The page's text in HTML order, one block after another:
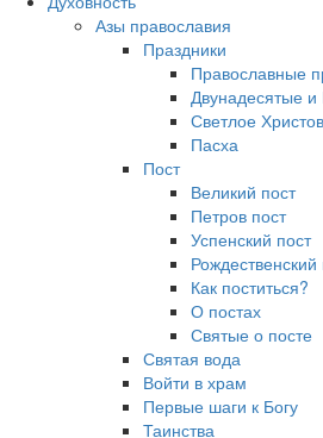
Азы православия
Праздники
Православные
Двунадесятые и
Светлое
Пасха
Пост
Великий пост
Петров пост
Успенский пост
Рождественский
Как поститься?
О постах
Святые о посте
Святая вода
Войти в храм
Первые шаги к Богу
Таинства